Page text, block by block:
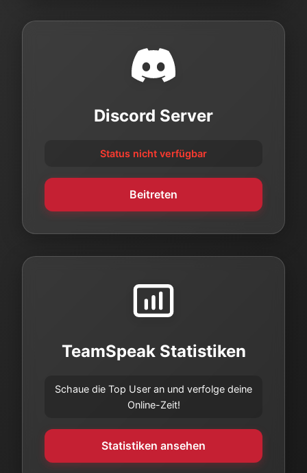
Discord Server
Status nicht verfügbar
Beitreten
TeamSpeak Statistiken
Schaue die Top User an und verfolge deine
Online-Zeit!
Statistiken ansehen